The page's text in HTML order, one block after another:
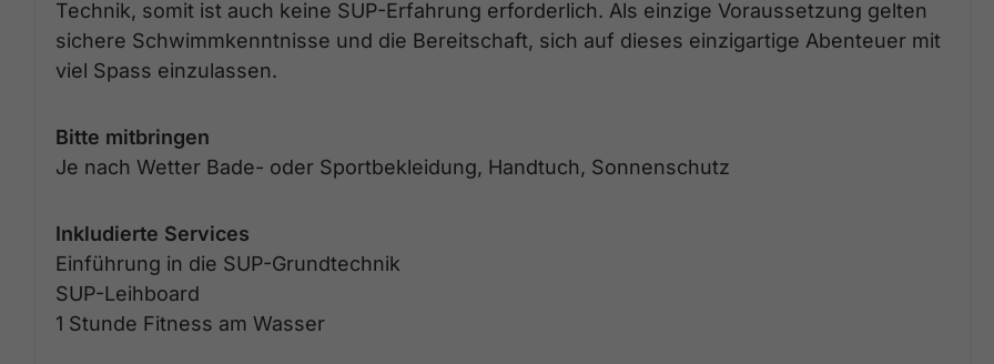
Technik, somit ist auch keine SUP-Erfahrung erforderlich. Als einzige Voraussetzung gelten
sichere Schwimmkenntnisse und die Bereitschaft, sich auf dieses einzigartige Abenteuer mit
viel Spass einzulassen.
Bitte mitbringen
Je nach Wetter Bade- oder Sportbekleidung, Handtuch, Sonnenschutz
Inkludierte Services
Einführung in die SUP-Grundtechnik
SUP-Leihboard
1 Stunde Fitness am Wasser